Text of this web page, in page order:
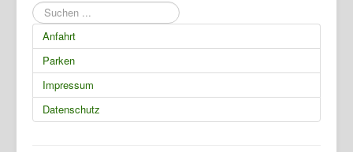
Suchen
...
Anfahrt
Parken
Impressum
Datenschutz